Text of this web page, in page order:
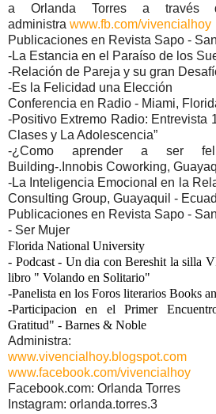
a Orlanda Torres a través
administra www.fb.com/vivencialhoy
Publicaciones en Revista Sapo -
-La Estancia en el Paraíso de los
-Relación de Pareja y su gran
-Es la Felicidad una Elección
Conferencia en Radio - Miami,
-Positivo Extremo Radio: Entrevista
Clases y La Adolescencia”
-¿Como aprender a ser
Building-.Innobis Coworking,
-La Inteligencia Emocional en la
Consulting Group, Guayaquil -
Publicaciones en Revista Sapo -
- Ser Mujer
Florida National University
- Podcast - Un dia con Bereshit la silla
libro " Volando en Solitario"
-Panelista en los Foros literarios Books
-Participacion en el Primer
Gratitud" - Barnes & Noble
Administra:
www.vivencialhoy.blogspot.com
www.facebook.com/vivencialhoy
Facebook.com: Orlanda Torres
Instagram: orlanda.torres.3